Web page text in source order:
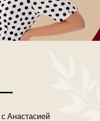
—
Анастасией